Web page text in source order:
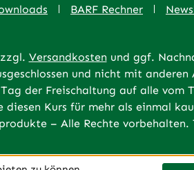
BARF Rechner
Versandkosten und ggf.
und nicht mit
der Freischaltung auf alle
diesen Kurs für mehr als einmal
– Alle Rechte vorbehalten.